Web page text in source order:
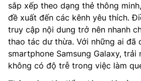
sắp xếp theo dạng thẻ thông
đề xuất đến các kênh yêu thích.
truy cập nội dung trở nên nhanh
thao tác dư thừa. Với những ai đã
smartphone Samsung Galaxy, trải
không có độ trễ trong việc làm